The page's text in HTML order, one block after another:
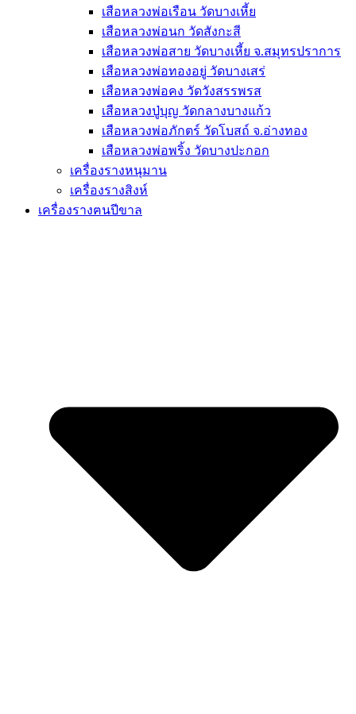
เสือหลวงพ่อเรือน วัดบางเหี้ย
เสือหลวงพ่อนก วัดสังกะสี
เสือหลวงพ่อสาย วัดบางเหี้ย จ.สมุทรปราการ
เสือหลวงพ่อทองอยู่ วัดบางเสร่
เสือหลวงพ่อคง วัดวังสรรพรส
เสือหลวงปู่บุญ วัดกลางบางแก้ว
เสือหลวงพ่อภักตร์ วัดโบสถ์ จ.อ่างทอง
เสือหลวงพ่อพริ้ง วัดบางปะกอก
เครื่องรางหนุมาน
เครื่องรางสิงห์
เครื่องรางฅนปีขาล